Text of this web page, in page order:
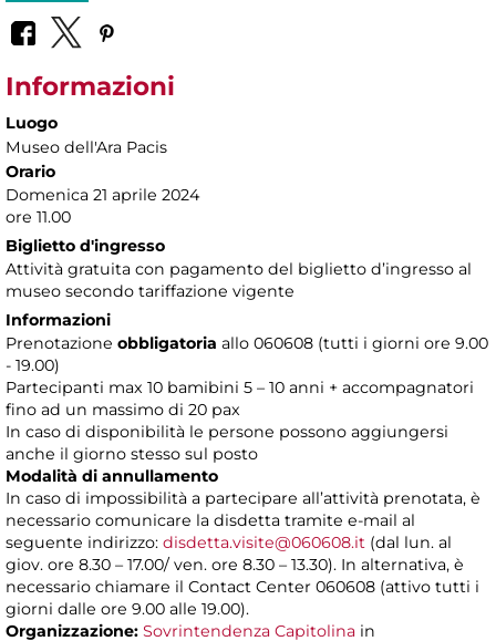
Informazioni
Luogo
Museo dell'Ara Pacis
Orario
Domenica 21 aprile 2024
ore 11.00
Biglietto d'ingresso
Attività gratuita con pagamento del biglietto d’ingresso al
museo secondo tariffazione vigente
Informazioni
Prenotazione obbligatoria allo 060608 (tutti i giorni ore 9.00
- 19.00)
Partecipanti max 10 bamibini 5 – 10 anni + accompagnatori
fino ad un massimo di 20 pax
In caso di disponibilità le persone possono aggiungersi
anche il giorno stesso sul posto
Modalità di annullamento
In caso di impossibilità a partecipare all’attività prenotata, è
necessario comunicare la disdetta tramite e-mail al
seguente indirizzo: disdetta.visite@060608.it (dal lun. al
giov. ore 8.30 – 17.00/ ven. ore 8.30 – 13.30). In alternativa, è
necessario chiamare il Contact Center 060608 (attivo tutti i
giorni dalle ore 9.00 alle 19.00).
Organizzazione: Sovrintendenza Capitolina in